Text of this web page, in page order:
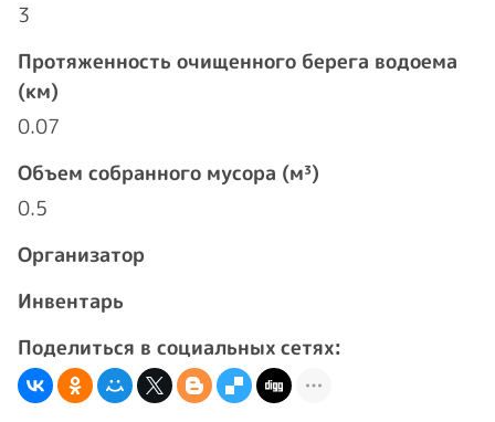
3
Протяженность очищенного берега водоема
(км)
0.07
Объем собранного мусора (м³)
0.5
Организатор
Инвентарь
Поделиться в социальных сетях: